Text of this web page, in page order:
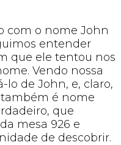
com o nome John
entender
que ele tentou nos
Vendo nossa
de John, e, claro,
é nome
que
mesa 926 e
de descobrir.